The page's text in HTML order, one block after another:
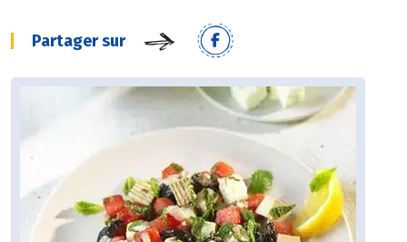
Partager sur